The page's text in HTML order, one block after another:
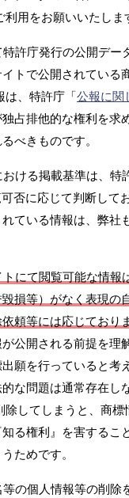
用をお願いいたしま
許庁発行の公開デー
トで公開されている
は、特許庁「公報に関
占排他的な権利を求
べきものです。
ける掲載基準は、特
否に応じて判断して
ている情報は、弊社
にて閲覧可能な情報
損等）がなく表現の
頼等には応じており
公開される前提を理
願を行っていると考
な問題は通常存在し
除してしまうと、商標
る権利』を害するこ
ためです。
の個人情報等の削除